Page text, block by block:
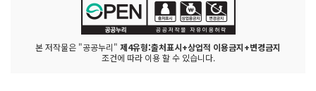
본 저작물은 "공공누리" 제4유형:출처표시+상업적 이용금지+변경금지
조건에 따라 이용 할 수 있습니다.